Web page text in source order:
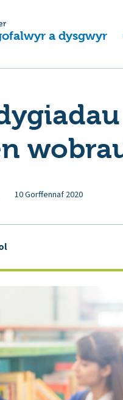
a dysgwyr
10 Gorffennaf 2020